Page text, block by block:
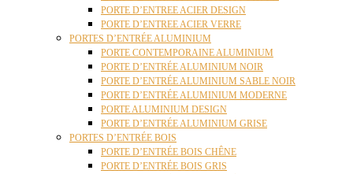
PORTE D’ENTREE ACIER DESIGN
PORTE D’ENTREE ACIER VERRE
PORTES D’ENTRÉE ALUMINIUM
PORTE CONTEMPORAINE ALUMINIUM
PORTE D’ENTRÉE ALUMINIUM NOIR
PORTE D’ENTRÉE ALUMINIUM SABLE NOIR
PORTE D’ENTRÉE ALUMINIUM MODERNE
PORTE ALUMINIUM DESIGN
PORTE D’ENTRÉE ALUMINIUM GRISE
PORTES D’ENTRÉE BOIS
PORTE D’ENTRÉE BOIS CHÊNE
PORTE D’ENTRÉE BOIS GRIS